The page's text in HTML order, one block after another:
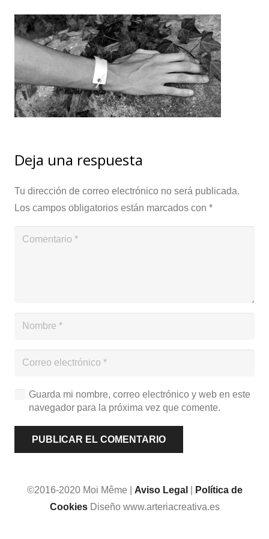
Deja una respuesta
Tu dirección de correo electrónico no será publicada.
Los campos obligatorios están marcados con *
Guarda mi nombre, correo electrónico y web en este
navegador para la próxima vez que comente.
PUBLICAR EL COMENTARIO
©2016-2020 Moi Même | Aviso Legal
Política de
CookiesDiseño www.arteriacreativa.es